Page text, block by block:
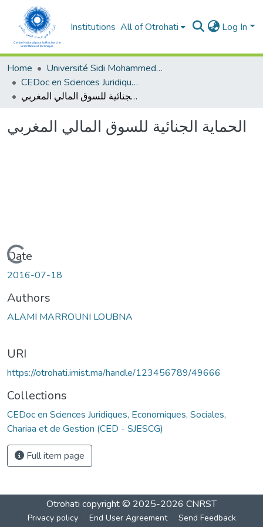
Institutions All of Otrohati Log In
Home
Université Sidi Mohammed Ben Abdellah - Fès
CEDoc en Sciences Juridiques, Economiques, Sociales, Chariaa et de Gestion (CED - SJESCG)
الحماية الجنائية للسوق المالي المغربي
الحماية الجنائية للسوق المالي المغربي
Loading...
Date
2016-07-18
Authors
ALAMI MARROUNI LOUBNA
URI
https://otrohati.imist.ma/handle/123456789/49666
Collections
CEDoc en Sciences Juridiques, Economiques, Sociales,
Chariaa et de Gestion (CED - SJESCG)
Full item page
Otrohati copyright © 2025-2026 CNRST
Privacy policy End User Agreement Send Feedback